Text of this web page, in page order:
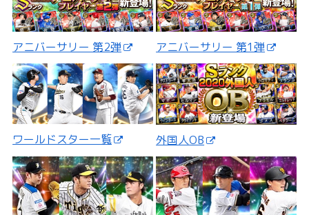
アニバーサリー 第2弾 アニバーサリー 第1弾
ワールドスター一覧 外国人OB